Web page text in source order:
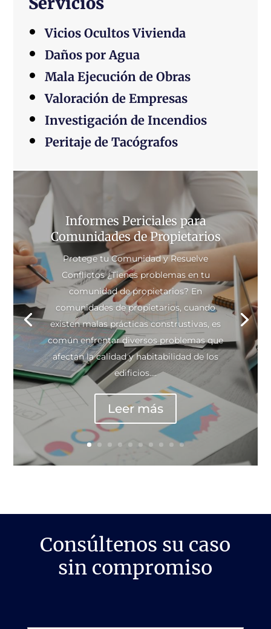
Vicios Ocultos Vivienda
Daños por Agua
Mala Ejecución de Obras
Valoración de Empresas
Investigación de Incendios
Peritaje de Tacógrafos
Informes Periciales para
Comunidades de Propietarios
Protege tu Comunidad y Resuelve
Conflictos ¿Tienes problemas en tu
comunidad de propietarios? En
comunidades de propietarios, cuando
existen malas prácticas construstivas, es
común enfrentar diversos problemas que
afectan la calidad y habitabilidad de los
edificios....
Leer más
Consúltenos su caso
sin compromiso